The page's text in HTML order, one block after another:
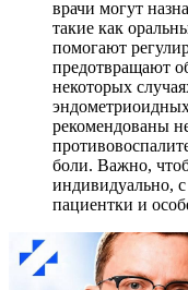
врачи могут
такие как
помогают
предотвращают
некоторых
рекомендованы
боли. Важно,
индивидуально, с
пациентки и